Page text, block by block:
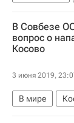
Северный
Россия
В Совбезе
вопрос о
Косово
3 июня 2019,
В мире
Задержание